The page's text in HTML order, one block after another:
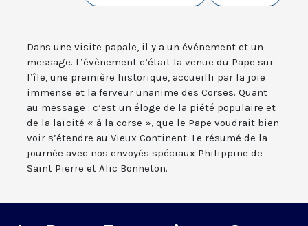
Dans une visite papale, il y a un événement et un
message. L’évènement c’était la venue du Pape sur
l’île, une première historique, accueilli par la joie
immense et la ferveur unanime des Corses. Quant
au message : c’est un éloge de la piété populaire et
de la laïcité « à la corse », que le Pape voudrait bien
voir s’étendre au Vieux Continent. Le résumé de la
journée avec nos envoyés spéciaux Philippine de
Saint Pierre et Alic Bonneton.